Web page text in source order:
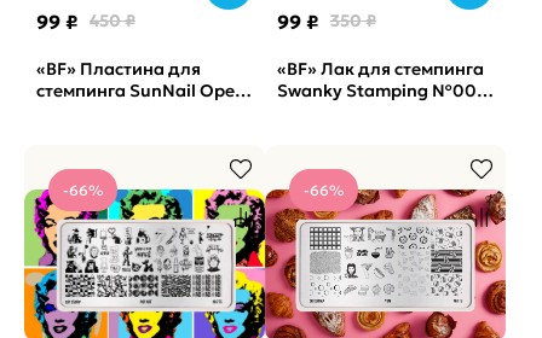
99 ₽ 450 ₽
«BF» Пластина для
стемпинга SunNail Open
99 ₽ 350 ₽
«BF» Лак для стемпинга
Swanky Stamping №003,
-66% -66%